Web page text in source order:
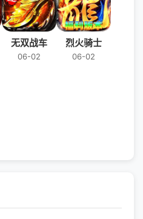
无双战车
06-02
烈火骑士
06-02